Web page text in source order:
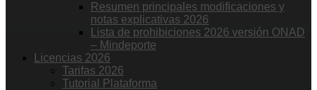
Resumen principales modificaciones y
notas explicativas 2026
Lista de prohibiciones 2026 versión ONAD
– Mindeporte
Licencias 2026
Tarifas 2026
Tutorial Plataforma